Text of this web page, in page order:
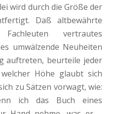
wird durch die Größe der
Daß altbewährte
vertrautes
umwälzende Neuheiten
auftreten, beurteile jeder
Höhe glaubt sich
zu Sätzen vorwagt, wie:
ich das Buch eines